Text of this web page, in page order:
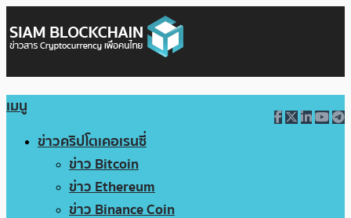
เมนู
ข่าวคริปโตเคอเรนซี่
ข่าว Bitcoin
ข่าว Ethereum
ข่าว Binance Coin